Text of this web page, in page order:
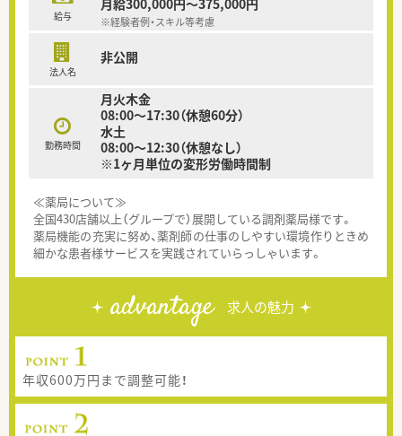
給与 ※経験者例・スキル等考慮
法人名
非公開
勤務時間
月火木金
08:00～17:30（休憩60分）
水土
08:00～12:30（休憩なし）
※1ヶ月単位の変形労働時間制
≪薬局について≫
全国430店舗以上（グループで）展開している調剤薬局様です。
薬局機能の充実に努め、薬剤師の仕事のしやすい環境作りときめ
細かな患者様サービスを実践されていらっしゃいます。
advantage 求人の魅力
年収600万円まで調整可能！